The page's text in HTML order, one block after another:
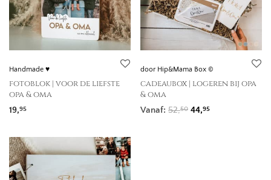
Handmade ♥
fotoblok | voor de liefste
opa & oma
19,95
door Hip&Mama Box ©
cadeaubox | logeren bij opa
& oma
Vanaf: 52,50 Oorspronkelijke
44,95Huidige prijs